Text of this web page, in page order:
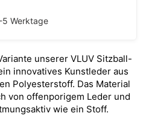
Werktage
unserer VLUV Sitzball-
innovatives Kunstleder aus
Polyesterstoff. Das Material
von offenporigem Leder und
wie ein Stoff.